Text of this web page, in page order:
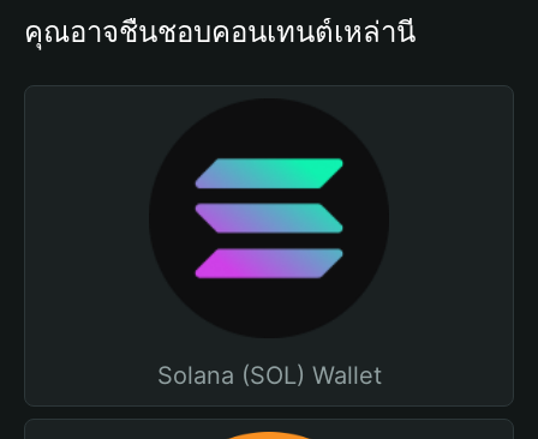
คุณอาจชื่นชอบคอนเทนต์เหล่านี้
Solana (SOL) Wallet